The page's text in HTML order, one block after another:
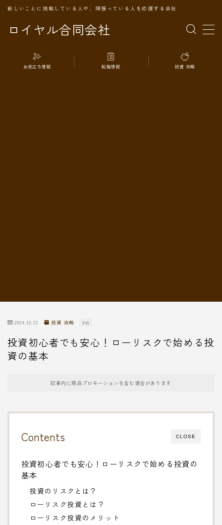
ロイヤル合同会社
新しいことに挑戦している人や、頑張っている人を応援する会社
MENU
TOPページ
お役立ち情報 転職情報 投資 攻略
2024.10.22 投資 攻略 PR
投資初心者でも安心！ローリスクで始める投
資の基本
記事内に商品プロモーションを含む場合があります
CLOSE
Contents
投資初心者でも安心！ローリスクで始める投資の
基本
投資のリスクとは？
ローリスク投資とは？
ローリスク投資のメリット